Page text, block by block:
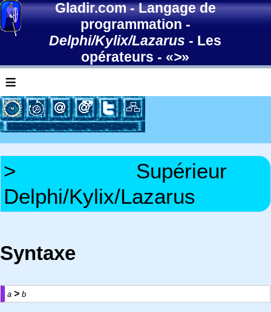
Gladir.com-Langage de
programmation-
Delphi/Kylix/Lazarus - Les
opérateurs - «>»
≡
>
Supérieur
Delphi/Kylix/Lazarus
Syntaxe
a > b